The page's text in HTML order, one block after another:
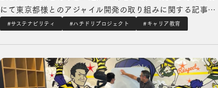
にて東京都様とのアジャイル開発の取り組みに関する記事が
掲載されました。 記事内に登場する、東京都動物愛護相談
に伴う書類作成など、煩雑なアナログでの業…
#サステナビリティ #ハチドリプロジェクト #キャリア教育